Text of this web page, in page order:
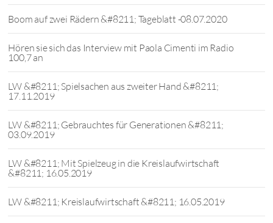
Boom auf zwei Rädern &#8211; Tageblatt -08.07.2020
Hören sie sich das Interview mit Paola Cimenti im Radio
100,7 an
LW &#8211; Spielsachen aus zweiter Hand &#8211;
17.11.2019
LW &#8211; Gebrauchtes für Generationen &#8211;
03.09.2019
LW &#8211; Mit Spielzeug in die Kreislaufwirtschaft
&#8211; 16.05.2019
LW &#8211; Kreislaufwirtschaft &#8211; 16.05.2019